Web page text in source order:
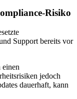
Risiko
Support bereits vor
einen
jedoch
dauerhaft, kann